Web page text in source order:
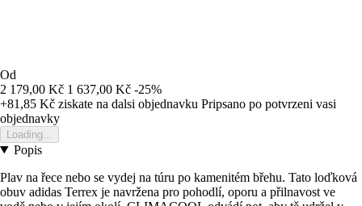
Od
2 179,00 Kč 1 637,00 Kč -25%
+81,85 Kč ziskate na dalsi objednavku Pripsano po potvrzeni vasi
objednavky
Loading...
Popis
Plav na řece nebo se vydej na túru po kamenitém břehu. Tato loďková
obuv adidas Terrex je navržena pro pohodlí, oporu a přilnavost ve